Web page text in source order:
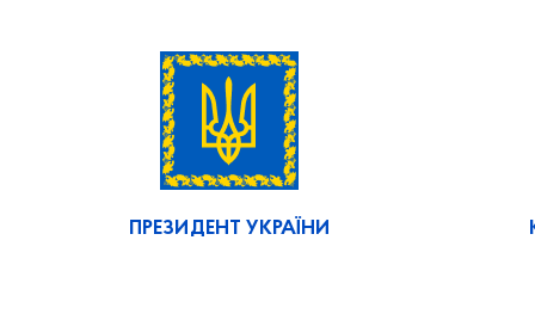
ПРЕЗИДЕНТ УКРАЇНИ